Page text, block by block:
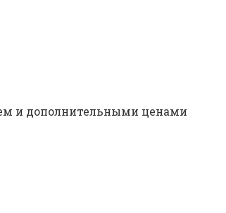
и дополнительными ценами